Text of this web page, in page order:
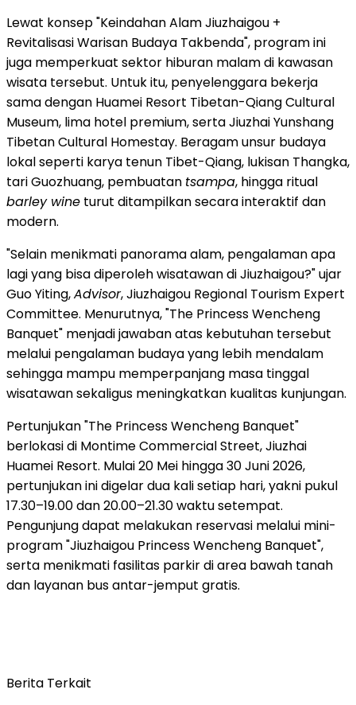
Lewat konsep "Keindahan Alam Jiuzhaigou +
Revitalisasi Warisan Budaya Takbenda", program ini
juga memperkuat sektor hiburan malam di kawasan
wisata tersebut. Untuk itu, penyelenggara bekerja
sama dengan Huamei Resort Tibetan-Qiang Cultural
Museum, lima hotel premium, serta Jiuzhai Yunshang
Tibetan Cultural Homestay. Beragam unsur budaya
lokal seperti karya tenun Tibet-Qiang, lukisan Thangka,
tari Guozhuang, pembuatan tsampa, hingga ritual
barley wine turut ditampilkan secara interaktif dan
modern.
"Selain menikmati panorama alam, pengalaman apa
lagi yang bisa diperoleh wisatawan di Jiuzhaigou?" ujar
Guo Yiting,Advisor, Jiuzhaigou Regional Tourism Expert
Committee. Menurutnya, "The Princess Wencheng
Banquet" menjadi jawaban atas kebutuhan tersebut
melalui pengalaman budaya yang lebih mendalam
sehingga mampu memperpanjang masa tinggal
wisatawan sekaligus meningkatkan kualitas kunjungan.
Pertunjukan "The Princess Wencheng Banquet"
berlokasi di Montime Commercial Street, Jiuzhai
Huamei Resort. Mulai 20 Mei hingga 30 Juni 2026,
pertunjukan ini digelar dua kali setiap hari, yakni pukul
17.30–19.00 dan 20.00–21.30 waktu setempat.
Pengunjung dapat melakukan reservasi melalui mini-
program "Jiuzhaigou Princess Wencheng Banquet",
serta menikmati fasilitas parkir di area bawah tanah
dan layanan bus antar-jemput gratis.
Berita Terkait